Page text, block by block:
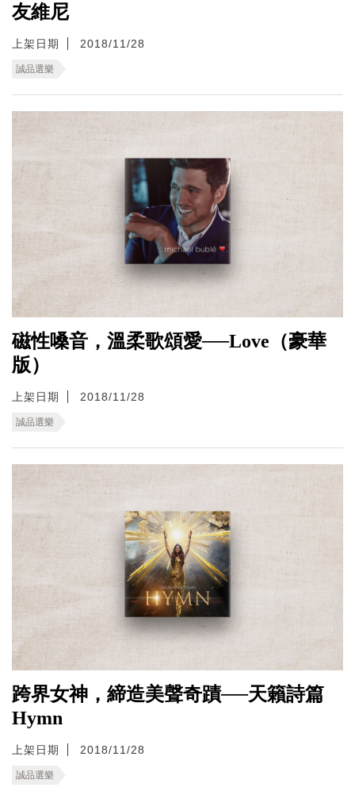
友維尼
上架日期 2018/11/28
誠品選樂
磁性嗓音，溫柔歌頌愛──Love（豪華
版）
上架日期 2018/11/28
誠品選樂
跨界女神，締造美聲奇蹟──天籟詩篇
Hymn
上架日期 2018/11/28
誠品選樂